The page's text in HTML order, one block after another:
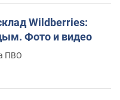
Wildberries:
Фото и видео
ПВО